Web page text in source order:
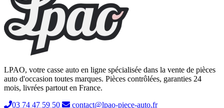
LPAO, votre casse auto en ligne spécialisée dans la vente de pièces
auto d'occasion toutes marques. Pièces contrôlées, garanties 24
mois, livrées partout en France.
03 74 47 59 50
contact@lpao-piece-auto.fr